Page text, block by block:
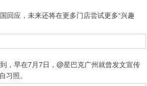
应，未来还将在更多门店尝试更多“兴趣
早在7月7日，@星巴克广州就曾发文宣传
习照。